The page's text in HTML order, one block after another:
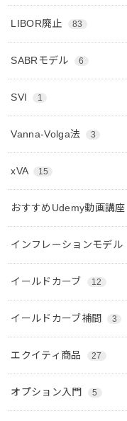
LIBOR廃止 83
SABRモデル 6
SVI 1
Vanna-Volga法 3
xVA 15
おすすめUdemy動画講座
インフレーションモデル
イールドカーブ 12
イールドカーブ補間 3
エクイティ商品 27
オプション入門 5